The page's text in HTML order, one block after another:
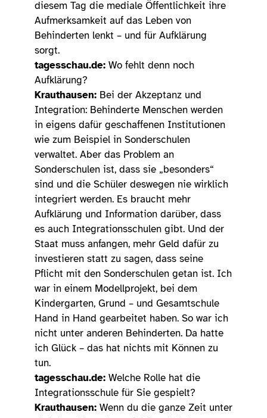
diesem Tag die mediale Öffentlichkeit ihre
Aufmerksamkeit auf das Leben von
Behinderten lenkt – und für Aufklärung
sorgt.
tagesschau.de: Wo fehlt denn noch
Aufklärung?
Krauthausen: Bei der Akzeptanz und
Integration: Behinderte Menschen werden
in eigens dafür geschaffenen Institutionen
wie zum Beispiel in Sonderschulen
verwaltet. Aber das Problem an
Sonderschulen ist, dass sie „besonders“
sind und die Schüler deswegen nie wirklich
integriert werden. Es braucht mehr
Aufklärung und Information darüber, dass
es auch Integrationsschulen gibt. Und der
Staat muss anfangen, mehr Geld dafür zu
investieren statt zu sagen, dass seine
Pflicht mit den Sonderschulen getan ist. Ich
war in einem Modellprojekt, bei dem
Kindergarten, Grund – und Gesamtschule
Hand in Hand gearbeitet haben. So war ich
nicht unter anderen Behinderten. Da hatte
ich Glück – das hat nichts mit Können zu
tun.
tagesschau.de: Welche Rolle hat die
Integrationsschule für Sie gespielt?
Krauthausen: Wenn du die ganze Zeit unter